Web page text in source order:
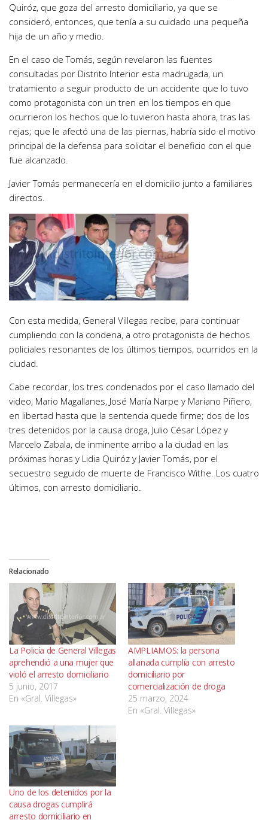
Quiróz, que goza del arresto domiciliario, ya que se
consideró, entonces, que tenía a su cuidado una pequeña
hija de un año y medio.
En el caso de Tomás, según revelaron las fuentes
consultadas por Distrito Interior esta madrugada, un
tratamiento a seguir producto de un accidente que lo tuvo
como protagonista con un tren en los tiempos en que
ocurrieron los hechos que lo tuvieron hasta ahora, tras las
rejas; que le afectó una de las piernas, habría sido el motivo
principal de la defensa para solicitar el beneficio con el que
fue alcanzado.
Javier Tomás permanecería en el domicilio junto a familiares
directos.
Con esta medida, General Villegas recibe, para continuar
cumpliendo con la condena, a otro protagonista de hechos
policiales resonantes de los últimos tiempos, ocurridos en la
ciudad.
Cabe recordar, los tres condenados por el caso llamado del
video, Mario Magallanes, José María Narpe y Mariano Piñero,
en libertad hasta que la sentencia quede firme; dos de los
tres detenidos por la causa droga, Julio César López y
Marcelo Zabala, de inminente arribo a la ciudad en las
próximas horas y Lidia Quiróz y Javier Tomás, por el
secuestro seguido de muerte de Francisco Withe. Los cuatro
últimos, con arresto domiciliario.
Relacionado
La Policía de General Villegas
aprehendió a una mujer que
violó el arresto domiciliario
5 junio, 2017
En «Gral. Villegas»
AMPLIAMOS: la persona
allanada cumplía con arresto
domiciliario por
comercialización de droga
25 marzo, 2024
En «Gral. Villegas»
Uno de los detenidos por la
causa drogas cumplirá
arresto domiciliario en